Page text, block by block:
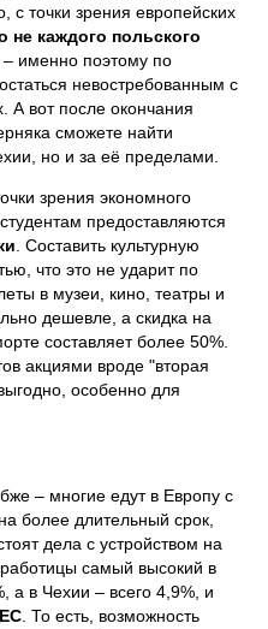
с точки зрения европейских
не каждого польского
– именно поэтому по
невостребованным с
А вот после окончания
сможете найти
но и за её пределами.
зрения экономного
предоставляются
. Составить культурную
что это не ударит по
в музеи, кино, театры и
дешевле, а скидка на
составляет более 50%.
акциями вроде "вторая
особенно для
– многие едут в Европу с
более длительный срок,
дела с устройством на
самый высокий в
а в Чехии – всего 4,9%, и
. То есть, возможность